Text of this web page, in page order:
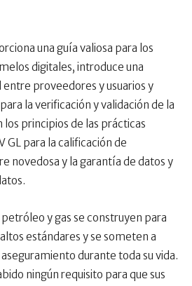
una guía valiosa para los
digitales, introduce una
proveedores y usuarios y
la verificación y validación de la
los principios de las prácticas
GL para la calificación de
novedosa y la garantía de datos y
y gas se construyen para
estándares y se someten a
durante toda su vida.
ningún requisito para que sus